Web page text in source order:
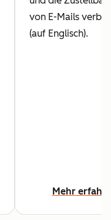
von E-Mails
(auf Englisch).
Mehr